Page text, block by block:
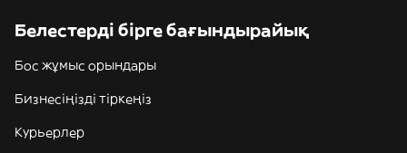
Белестерді бірге бағындырайық
Бос жұмыс орындары
Бизнесіңізді тіркеңіз
Курьерлер